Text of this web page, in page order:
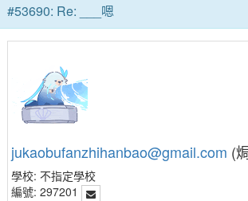
#53690: Re: ___嗯
jukaobufanzhihanbao@gmail.com (
學校: 不指定學校
編號: 297201